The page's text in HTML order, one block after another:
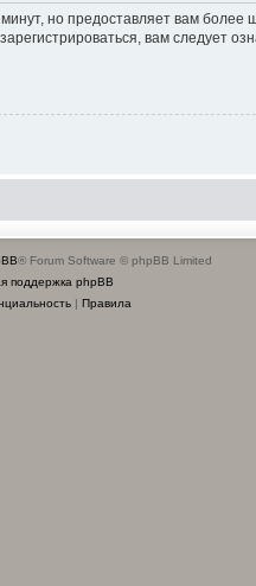
но предоставляет вам
вам следует
® Forum Software © phpBB Limited
поддержка phpBB
| Правила